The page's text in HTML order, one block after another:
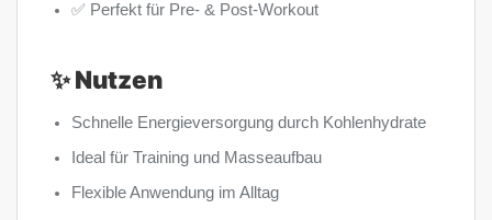
✅ Perfekt für Pre- & Post-Workout
✨ Nutzen
Schnelle Energieversorgung durch Kohlenhydrate
Ideal für Training und Masseaufbau
Flexible Anwendung im Alltag